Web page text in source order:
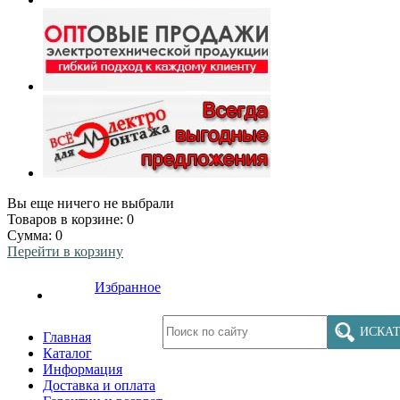
Вы еще ничего не выбрали
Товаров в корзине: 0
Сумма: 0
Перейти в корзину
Избранное
Главная
Каталог
Информация
Доставка и оплата